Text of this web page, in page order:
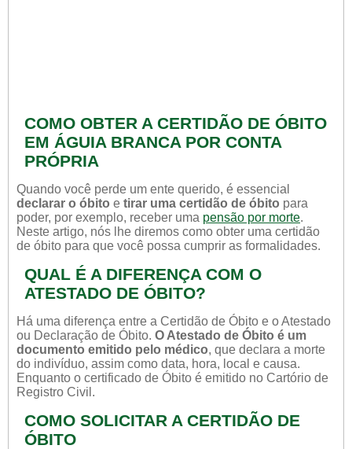
COMO OBTER A CERTIDÃO DE ÓBITO
EM ÁGUIA BRANCA POR CONTA
PRÓPRIA
Quando você perde um ente querido, é essencial
declarar o óbito e tirar uma certidão de óbito para
poder, por exemplo, receber uma pensão por morte.
Neste artigo, nós lhe diremos como obter uma certidão
de óbito para que você possa cumprir as formalidades.
QUAL É A DIFERENÇA COM O
ATESTADO DE ÓBITO?
Há uma diferença entre a Certidão de Óbito e o Atestado
ou Declaração de Óbito. O Atestado de Óbito é um
documento emitido pelo médico, que declara a morte
do indivíduo, assim como data, hora, local e causa.
Enquanto o certificado de Óbito é emitido no Cartório de
Registro Civil.
COMO SOLICITAR A CERTIDÃO DE
ÓBITO